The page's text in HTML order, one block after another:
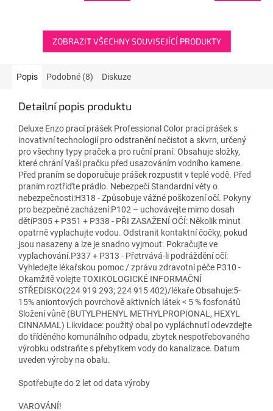
ZOBRAZIT VŠECHNY SOUVISEJÍCÍ PRODUKTY
Popis Podobné (8) Diskuze
Detailní popis produktu
Deluxe Enzo prací prášek Professional Color prací prášek s
inovativní technologií pro odstranění nečistot a skvrn, určený
pro všechny typy praček a pro ruční praní. Obsahuje složky,
které chrání Vaši pračku před usazováním vodního kamene.
Před praním se doporučuje prášek rozpustit v teplé vodě. Před
praním roztřiďte prádlo. Nebezpečí Standardní věty o
nebezpečnosti:H318 - Způsobuje vážné poškození očí. Pokyny
pro bezpečné zacházení:P102 – uchovávejte mimo dosah
dětíP305 + P351 + P338 - PŘI ZASAŽENÍ OČÍ: Několik minut
opatrně vyplachujte vodou. Odstranit kontaktní čočky, pokud
jsou nasazeny a lze je snadno vyjmout. Pokračujte ve
vyplachování.P337 + P313 - Přetrvává-li podráždění očí:
Vyhledejte lékařskou pomoc / zprávu zdravotní péče P310 -
Okamžitě volejte TOXIKOLOGICKÉ INFORMAČNÍ
STŘEDISKO(224 919 293; 224 915 402)/lékaře Obsahuje:5-
15% aniontových povrchově aktivních látek < 5 % fosfonátů
Složení vůně (BUTYLPHENYL METHYLPROPIONAL, HEXYL
CINNAMAL) Likvidace: použitý obal po vypláchnutí odevzdejte
do tříděného komunálního odpadu, zbytek nespotřebovaného
výrobku odstraňte s přebytkem vody do kanalizace. Datum
uveden výroby na obalu.
Spotřebujte do 2 let od data výroby
VAROVÁNÍ!